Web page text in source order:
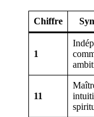
Chiffre
1
11